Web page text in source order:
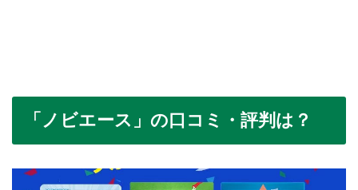
「ノビエース」の口コミ・評判は？